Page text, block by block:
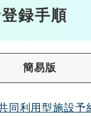
録手順
簡易版
同利用型施設予